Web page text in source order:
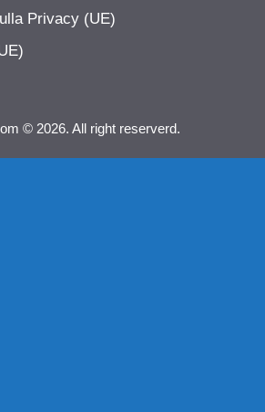
Privacy (UE)
© 2026. All right reserverd.